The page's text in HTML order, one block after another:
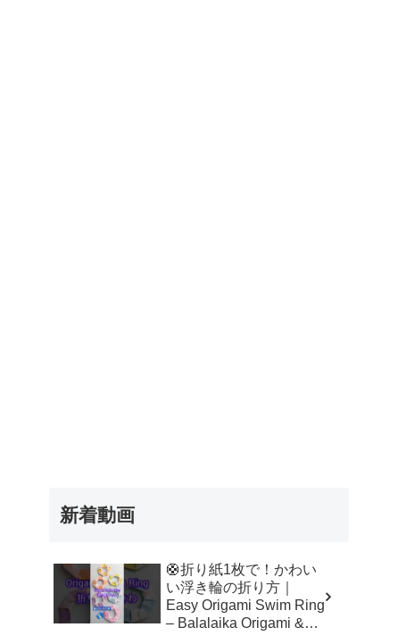
新着動画
🛟折り紙1枚で！かわい
い浮き輪の折り方｜
Easy Origami Swim Ring
– Balalaika Origami &